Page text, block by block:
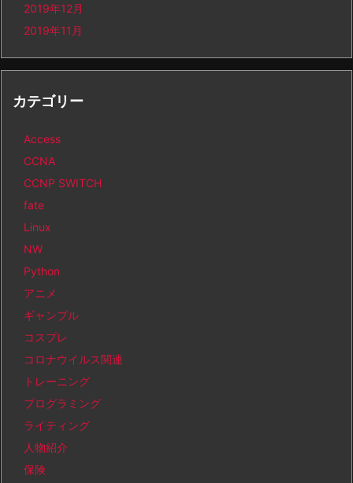
2019年12月
2019年11月
カテゴリー
Access
CCNA
CCNP SWITCH
fate
Linux
NW
Python
アニメ
ギャンブル
コスプレ
コロナウイルス関連
トレーニング
プログラミング
ライティング
人物紹介
保険